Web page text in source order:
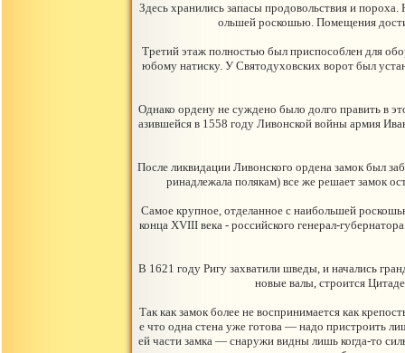
Здесь хранились запасы продовольствия и
ольшей роскошью. Помещения
Третий этаж полностью был приспособлен для
юбому натиску. У Святодуховских ворот был
Однако ордену не суждено было долго править в
азившейся в 1558 году Ливонской войны армия
После ликвидации Ливонского ордена замок был
ринадлежала полякам) все же решает замок
Самое крупное, отделанное с наибольшей
конца XVIII века - российского генерал-
В 1621 году Ригу захватили шведы, и начались
новые валы, строится
Так как замок более не воспринимается как
е что одна стена уже готова — надо пристроить
ей части замка — снаружи видны лишь когда-то